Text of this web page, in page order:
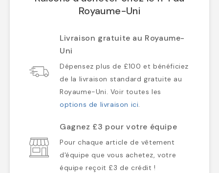
Royaume-Uni
Livraison gratuite au Royaume-
Uni
Dépensez plus de £100 et bénéficiez
de la livraison standard gratuite au
Royaume-Uni. Voir toutes les
options de livraison ici.
Gagnez £3 pour votre équipe
Pour chaque article de vêtement
d'équipe que vous achetez, votre
équipe reçoit £3 de crédit !